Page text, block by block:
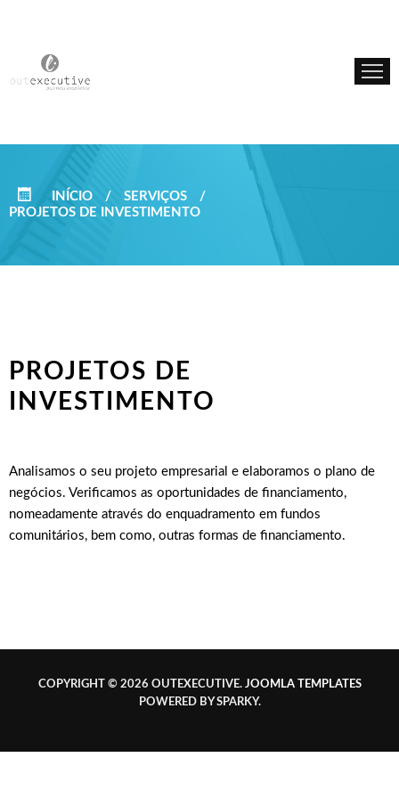
SERVIÇOS
INÍCIO / SERVIÇOS
/
PROJETOS DE INVESTIMENTO
PROJETOS DE
INVESTIMENTO
Analisamos o seu projeto empresarial e elaboramos o plano de
negócios. Verificamos as oportunidades de financiamento,
nomeadamente através do enquadramento em fundos
comunitários, bem como, outras formas de financiamento.
COPYRIGHT © 2026 OUTEXECUTIVE. JOOMLA TEMPLATES
POWERED BY SPARKY.